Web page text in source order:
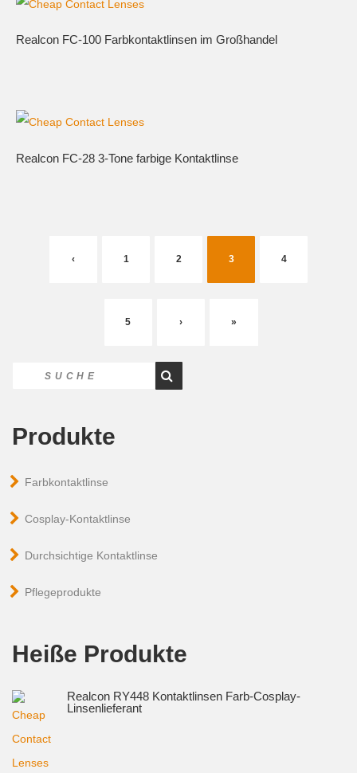
Realcon FC-100 Farbkontaktlinsen im Großhandel
Realcon FC-28 3-Tone farbige Kontaktlinse
‹ 1 2 3 4
5 › »
Produkte
Farbkontaktlinse
Cosplay-Kontaktlinse
Durchsichtige Kontaktlinse
Pflegeprodukte
Heiße Produkte
Realcon RY448 Kontaktlinsen Farb-Cosplay-
Linsenlieferant